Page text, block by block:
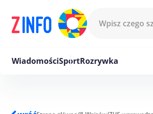
WiadomościSportRozrywka